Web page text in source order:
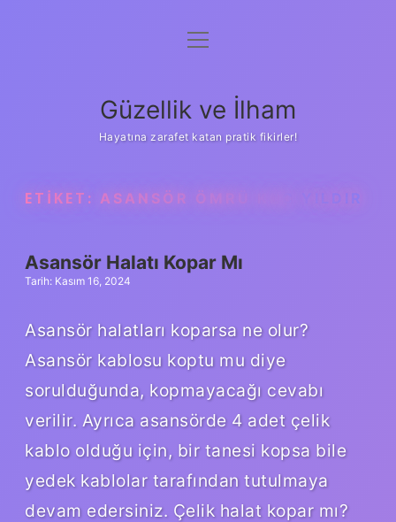
Anasayfa
Yasal Uyarı
menüyü
Güzellik ve İlham
Hayatına zarafet katan pratik fikirler!
ETIKET: ASANSÖR ÖMRÜ KAÇ YILDIR
Asansör Halatı Kopar Mı
Tarih: Kasım 16, 2024
Asansör halatları koparsa ne olur?
Asansör kablosu koptu mu diye
sorulduğunda, kopmayacağı cevabı
verilir. Ayrıca asansörde 4 adet çelik
kablo olduğu için, bir tanesi kopsa bile
yedek kablolar tarafından tutulmaya
devam edersiniz. Çelik halat kopar mı?